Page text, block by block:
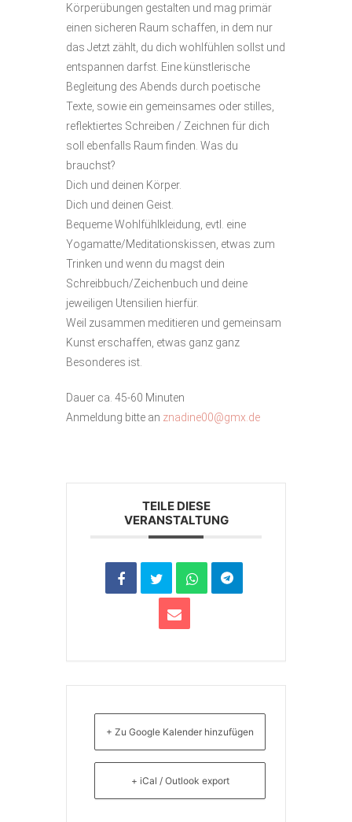
Körperübungen gestalten und mag primär
einen sicheren Raum schaffen, in dem nur
das Jetzt zählt, du dich wohlfühlen sollst und
entspannen darfst. Eine künstlerische
Begleitung des Abends durch poetische
Texte, sowie ein gemeinsames oder stilles,
reflektiertes Schreiben / Zeichnen für dich
soll ebenfalls Raum finden. Was du
brauchst?
Dich und deinen Körper.
Dich und deinen Geist.
Bequeme Wohlfühlkleidung, evtl. eine
Yogamatte/Meditationskissen, etwas zum
Trinken und wenn du magst dein
Schreibbuch/Zeichenbuch und deine
jeweiligen Utensilien hierfür.
Weil zusammen meditieren und gemeinsam
Kunst erschaffen, etwas ganz ganz
Besonderes ist.
Dauer ca. 45-60 Minuten
Anmeldung bitte an znadine00@gmx.de
TEILE DIESE
VERANSTALTUNG
+ Zu Google Kalender hinzufügen
+ iCal / Outlook export